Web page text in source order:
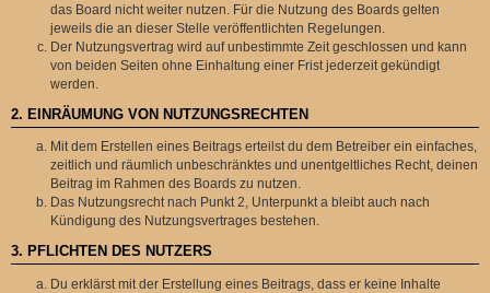
das Board nicht weiter nutzen. Für die Nutzung des Boards gelten
jeweils die an dieser Stelle veröffentlichten Regelungen.
Der Nutzungsvertrag wird auf unbestimmte Zeit geschlossen und kann
von beiden Seiten ohne Einhaltung einer Frist jederzeit gekündigt
werden.
2. EINRÄUMUNG VON NUTZUNGSRECHTEN
Mit dem Erstellen eines Beitrags erteilst du dem Betreiber ein einfaches,
zeitlich und räumlich unbeschränktes und unentgeltliches Recht, deinen
Beitrag im Rahmen des Boards zu nutzen.
Das Nutzungsrecht nach Punkt 2, Unterpunkt a bleibt auch nach
Kündigung des Nutzungsvertrages bestehen.
3. PFLICHTEN DES NUTZERS
Du erklärst mit der Erstellung eines Beitrags, dass er keine Inhalte